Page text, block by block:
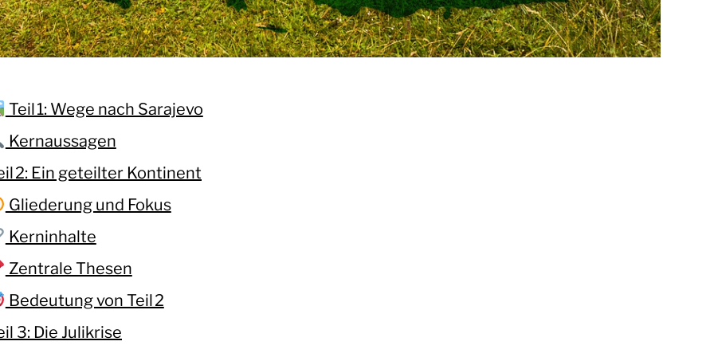
Teil 1: Wege nach Sarajevo
Kernaussagen
2: Ein geteilter Kontinent
Gliederung und Fokus
Kerninhalte
Zentrale Thesen
Bedeutung von Teil 2
3: Die Julikrise